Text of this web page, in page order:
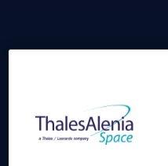
Microsoft ajoute la